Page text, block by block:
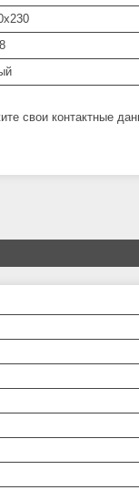
свои контактные